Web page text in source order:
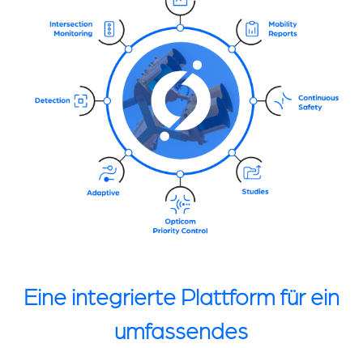
Eine integrierte Plattform für ein
umfassendes